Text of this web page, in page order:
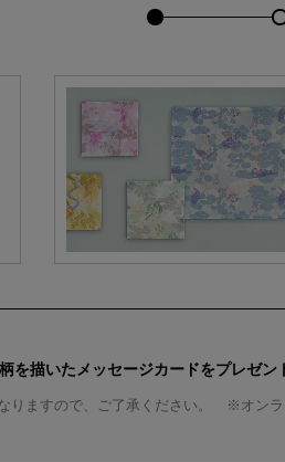
描いたメッセージカードをプレゼン
ますので、ご了承ください。 ※オンラ